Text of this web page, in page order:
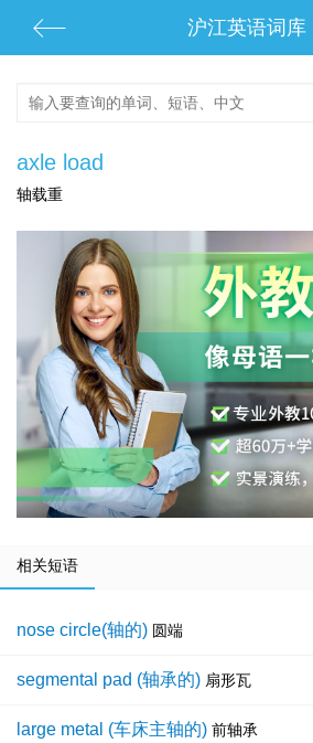
沪江英语词库
axle load
轴载重
相关短语
nose circle(轴的) 圆端
segmental pad (轴承的) 扇形瓦
large metal (车床主轴的) 前轴承